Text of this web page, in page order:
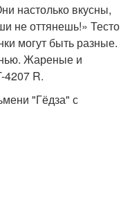
настолько вкусны,
не оттянешь!» Тесто
могут быть разные.
Жареные и
4207 R.
"Гёдза" с